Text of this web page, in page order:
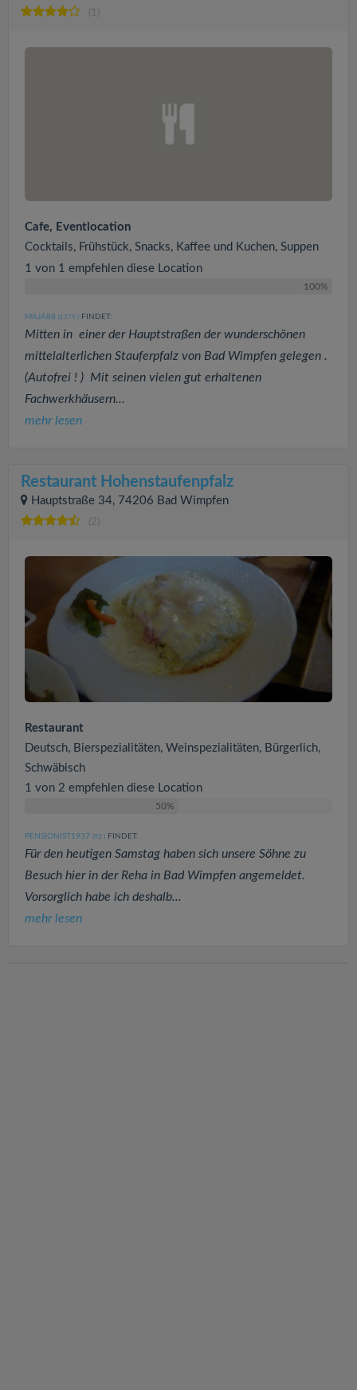
(1)
Cafe, Eventlocation
Cocktails, Frühstück, Snacks, Kaffee und Kuchen, Suppen
1 von 1 empfehlen diese Location
100%
MAJA88 (1379 ) FINDET:
Mitten in einer der Hauptstraßen der wunderschönen
mittelalterlichen Stauferpfalz von Bad Wimpfen gelegen .
(Autofrei ! ) Mit seinen vielen gut erhaltenen
Fachwerkhäusern...
mehr lesen
Restaurant Hohenstaufenpfalz
Hauptstraße 34, 74206 Bad Wimpfen
(2)
Restaurant
Deutsch, Bierspezialitäten, Weinspezialitäten, Bürgerlich,
Schwäbisch
1 von 2 empfehlen diese Location
50%
PENSIONIST1937 (92 ) FINDET:
Für den heutigen Samstag haben sich unsere Söhne zu
Besuch hier in der Reha in Bad Wimpfen angemeldet.
Vorsorglich habe ich deshalb...
mehr lesen